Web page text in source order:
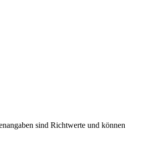
sind Richtwerte und können